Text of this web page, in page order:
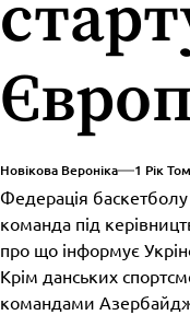
Новікова Вероніка 1 Рік
Федерація
команда під
про що інформує
Крім данських
командами